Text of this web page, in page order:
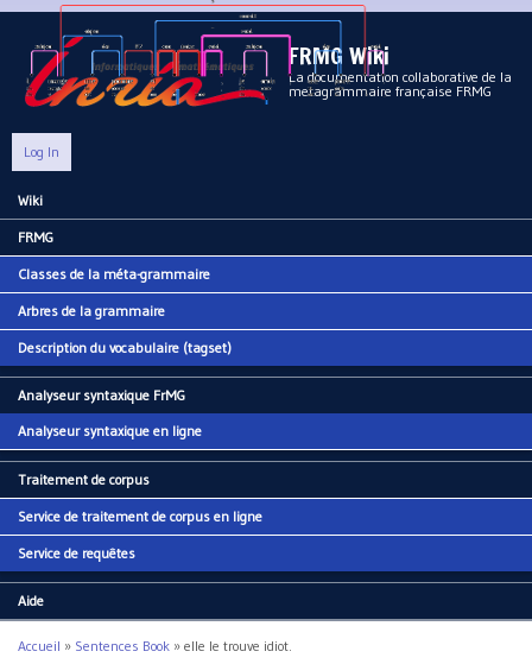
Aller au contenu principal
FRMG Wiki
La documentation collaborative de la
metagrammaire française FRMG
Log In
Main menu
Wiki
FRMG
Classes de la méta-grammaire
Arbres de la grammaire
Description du vocabulaire (tagset)
Analyseur syntaxique FrMG
Analyseur syntaxique en ligne
Traitement de corpus
Service de traitement de corpus en ligne
Service de requêtes
Aide
Vous êtes ici
Accueil » Sentences Book » elle le trouve idiot.